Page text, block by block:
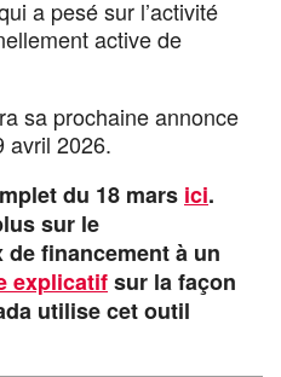
a pesé sur l’activité
active de
sa prochaine annonce
avril 2026.
du 18 mars ici.
sur le
financement à un
explicatifsur la façon
utilise cet outil